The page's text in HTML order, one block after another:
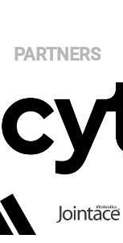
PARTNERS